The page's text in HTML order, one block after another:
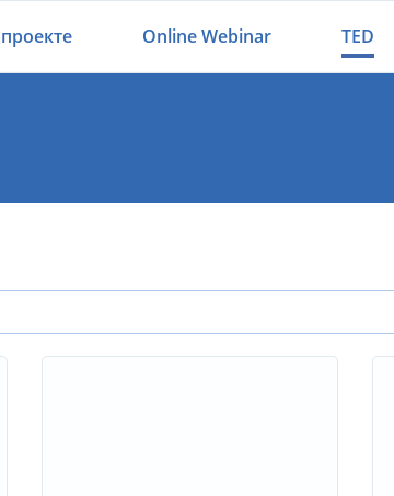
Online Webinar TED